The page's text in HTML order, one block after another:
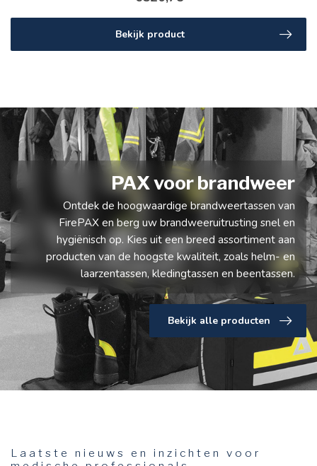
Bekijk product
PAX voor brandweer
Ontdek de hoogwaardige brandweertassen van
FirePAX en berg uw brandweeruitrusting snel en
hygiënisch op. Kies uit een breed assortiment aan
producten van de hoogste kwaliteit, zoals helm- en
laarzentassen, kledingtassen en beentassen.
Bekijk alle producten
Laatste nieuws en inzichten voor